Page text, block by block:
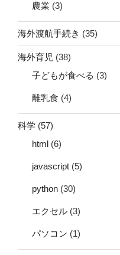
農業 (3)
海外渡航手続き (35)
海外育児 (38)
子どもが食べる (3)
離乳食 (4)
科学 (57)
html (6)
javascript (5)
python (30)
エクセル (3)
パソコン (1)